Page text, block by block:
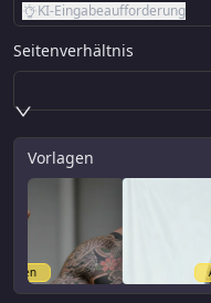
KI-Eingabeaufforderung
Seitenverhältnis
Vorlagen
Ausprobieren